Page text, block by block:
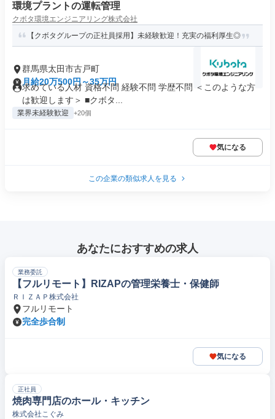
環境プラントの運転管理
クボタ環境エンジニアリング株式会社
【クボタグループの正社員採用】未経験歓迎！充実の福利厚生◎
群馬県太田市古戸町
月給20万500円～35万円
求めている人材 資格不問 経験不問 学歴不問 ＜このような方
は歓迎します＞ ■クボタ...
業界未経験歓迎 +20個
気になる
この企業の類似求人を見る
あなたにおすすめの求人
業務委託
【フルリモート】RIZAPの管理栄養士・保健師
ＲＩＺＡＰ株式会社
フルリモート
完全歩合制
気になる
正社員
焼肉専門店のホール・キッチン
株式会社こぐみ